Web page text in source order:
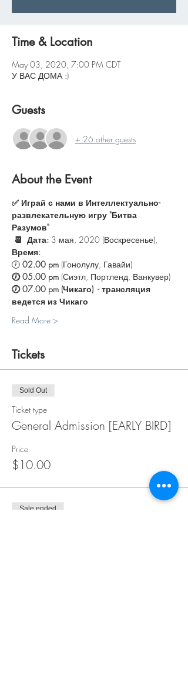
Time & Location
May 03, 2020, 7:00 PM CDT
У ВАС ДОМА :)
Guests
+ 26 other guests
About the Event
✅ Играй с нами в Интеллектуально-
развлекательную игру "Битва
Разумов"
📆  Дата: 3 мая, 2020 (Воскресенье),
Время:
🕖 02.00 pm (Гонолулу, Гавайи)
🕖 05.00 pm (Сиэтл, Портленд, Ванкувер)
🕖 07.00 pm (Чикаго)  - трансляция
ведется из Чикаго
Read More >
Tickets
Sold Out
Ticket type
General Admission [EARLY BIRD]
Price
$10.00
Sale ended